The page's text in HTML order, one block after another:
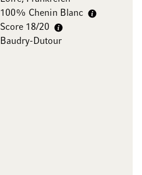
100% Chenin Blanc
Score 18/20
Baudry-Dutour